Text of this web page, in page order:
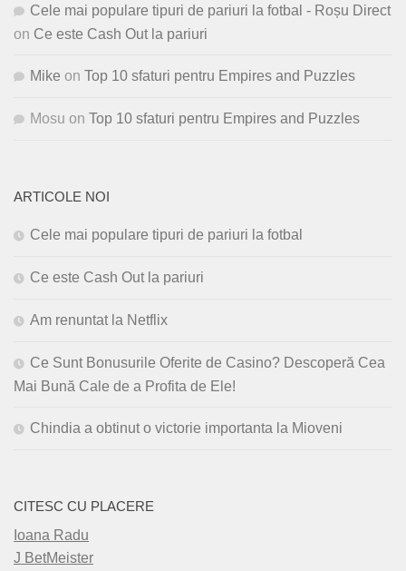
Cele mai populare tipuri de pariuri la fotbal - Roșu Direct
on Ce este Cash Out la pariuri
Mike on Top 10 sfaturi pentru Empires and Puzzles
Mosu on Top 10 sfaturi pentru Empires and Puzzles
ARTICOLE NOI
Cele mai populare tipuri de pariuri la fotbal
Ce este Cash Out la pariuri
Am renuntat la Netflix
Ce Sunt Bonusurile Oferite de Casino? Descoperă Cea
Mai Bună Cale de a Profita de Ele!
Chindia a obtinut o victorie importanta la Mioveni
CITESC CU PLACERE
Ioana Radu
J BetMeister